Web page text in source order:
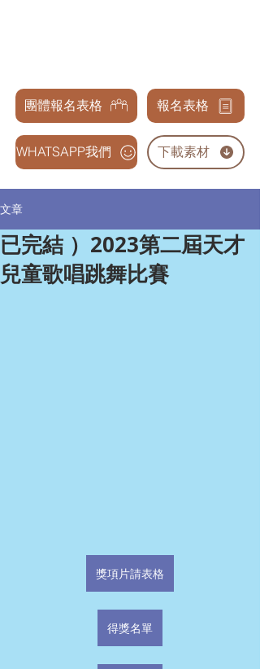
團體報名表格 報名表格
WHATSAPP我們 下載素材
文章
已完結 ）2023第二屆天才
兒童歌唱跳舞比賽
獎項片請表格
得獎名單